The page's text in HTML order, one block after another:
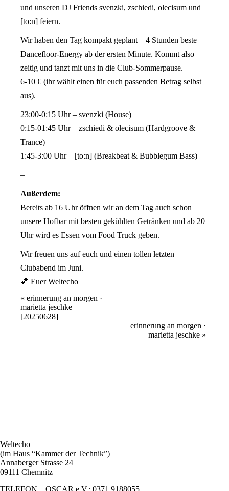
und unseren DJ Friends svenzki, zschiedi, olecisum und
[to:n] feiern.
Wir haben den Tag kompakt geplant – 4 Stunden beste
Dancefloor-Energy ab der ersten Minute. Kommt also
zeitig und tanzt mit uns in die Club-Sommerpause.
6-10 € (ihr wählt einen für euch passenden Betrag selbst
aus).
23:00-0:15 Uhr – svenzki (House)
0:15-01:45 Uhr – zschiedi & olecisum (Hardgroove &
Trance)
1:45-3:00 Uhr – [to:n] (Breakbeat & Bubblegum Bass)
–
Außerdem:
Bereits ab 16 Uhr öffnen wir an dem Tag auch schon
unsere Hofbar mit besten gekühlten Getränken und ab 20
Uhr wird es Essen vom Food Truck geben.
Wir freuen uns auf euch und einen tollen letzten
Clubabend im Juni.
💕 Euer Weltecho
Veranstaltung
Navigation
« erinnerung an morgen ·
marietta jeschke
[20250628]
erinnerung an morgen ·
marietta jeschke »
Weltecho
(im Haus “Kammer der Technik”)
Annaberger Strasse 24
09111 Chemnitz